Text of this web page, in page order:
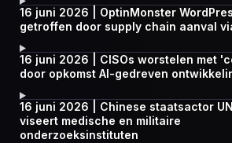
16 juni 2026 | OptinMonster
getroffen door supply chain aanval
16 juni 2026 | CISOs worstelen met
door opkomst AI-gedreven
16 juni 2026 | Chinese staatsactor
viseert medische en militaire
onderzoeksinstituten